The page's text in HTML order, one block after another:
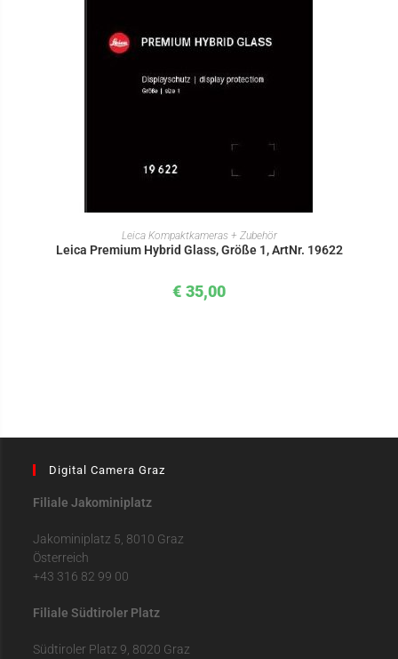
IN DEN WARENKORB
Leica Kompaktkameras + Zubehör
Leica Premium Hybrid Glass, Größe 1, ArtNr. 19622
€ 35,00
Digital Camera Graz
Filiale Jakominiplatz
Jakominiplatz 5, 8010 Graz
Österreich
+43 316 82 99 00
Filiale Südtiroler Platz
Südtiroler Platz 9, 8020 Graz